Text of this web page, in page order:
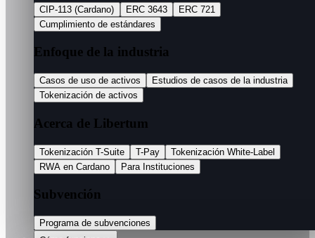
CIP-113 (Cardano) ERC 3643
ERC 721
Cumplimiento de estándares
Enfoque de la industria
Casos de uso de activos
Estudios de casos de la industria
Tokenización de activos
Acerca de Libertum
Tokenización T-Suite T-Pay
Tokenización White-Label
RWA en Cardano
Para Instituciones
Subvención
Programa de subvenciones